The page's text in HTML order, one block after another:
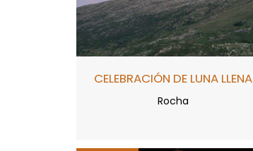
CELEBRACIÓN DE LUNA LLENA
Rocha